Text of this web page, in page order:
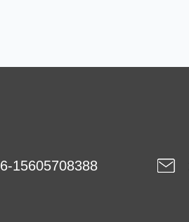
15605708388